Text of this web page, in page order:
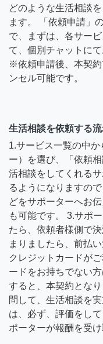
どのような生活相談
ます。 「依頼申請」
で、まずは、各サー
て、個別チャットに
※依頼申請後、本契
ンセル可能です。
生活相談を依頼する流
1.サービス一覧の中
ー）を選び、「依頼
活相談をしてくれる
るようになりますの
どをサポーターへお
も可能です。 3.サポ
たら、依頼者様側で
まりましたら、前払
クレジットカードが
ードをお持ちでない
すると、本契約とな
問して、生活相談を
は、必ず、評価をし
ポーターが報酬を受